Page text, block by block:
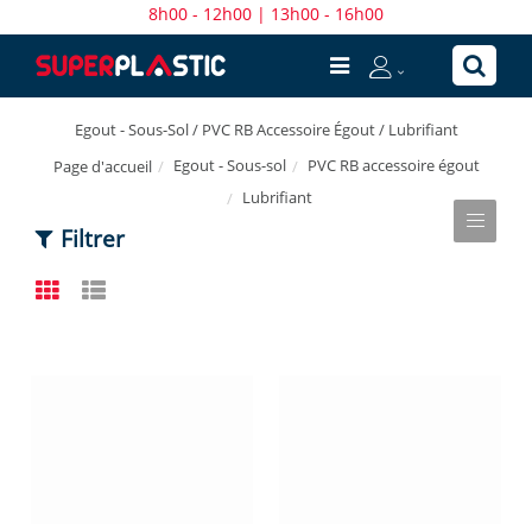
8h00 - 12h00 | 13h00 - 16h00
Egout - Sous-Sol / PVC RB Accessoire Égout / Lubrifiant
Page d'accueil
Egout - Sous-sol
PVC RB accessoire égout
Lubrifiant
Filtrer